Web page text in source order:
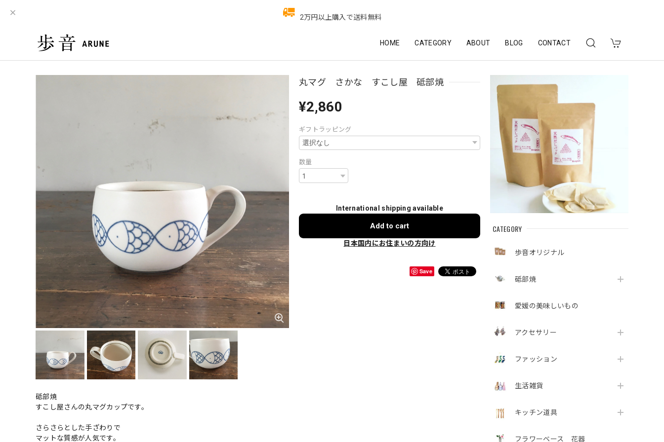
2万円以上購入で送料無料
HOME CATEGORY ABOUT BLOG CONTACT
CATEGORY
歩音オリジナル
砥部焼
愛媛の美味しいもの
アクセサリー
ファッション
生活雑貨
キッチン道具
フラワーベース 花器
丸マグ さかな すこし屋 砥部焼
¥2,860
ギフトラッピング
数量
International shipping available
Add to cart
日本国内にお住まいの方向け
Save
砥部焼
すこし屋さんの丸マグカップです。
さらさらとした手ざわりで
マットな質感が人気です。